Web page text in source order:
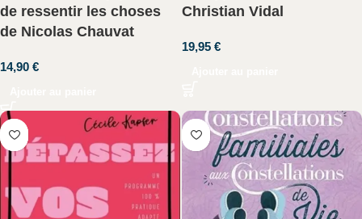
de ressentir les choses
de Nicolas Chauvat
14,90 €
Christian Vidal
19,95 €